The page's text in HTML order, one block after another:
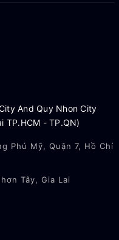
And Quy Nhon City
TP.HCM - TP.QN)
Phú Mỹ, Quận 7, Hồ Chí
Tây, Gia Lai